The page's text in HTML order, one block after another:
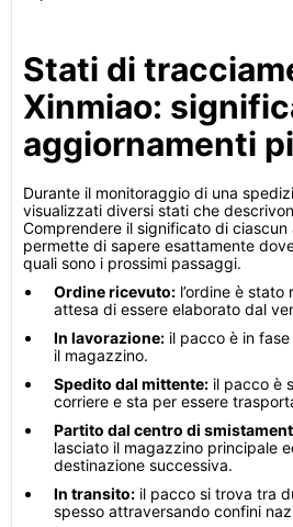
Stati di
Xinmiao:
aggiornamenti
Durante il monitoraggio di una
visualizzati diversi stati che
Comprendere il significato di
permette di sapere esattamente
quali sono i prossimi passaggi.
Ordine ricevuto: l’ordine è
attesa di essere elaborato dal
In lavorazione: il pacco è in
il magazzino.
Spedito dal mittente: il pacco è
corriere e sta per essere
Partito dal centro di
lasciato il magazzino principale
destinazione successiva.
In transito: il pacco si trova tra
spesso attraversando confini